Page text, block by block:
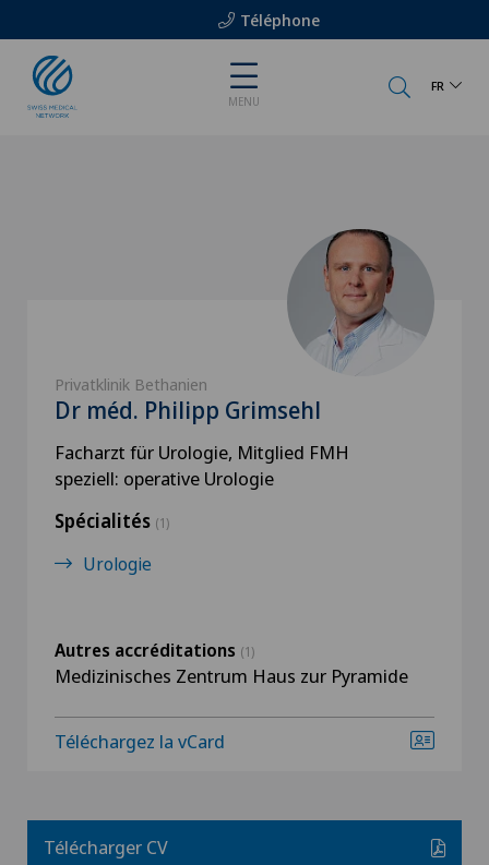
Téléphone
MENU
FR
Privatklinik Bethanien
Dr méd. Philipp Grimsehl
Facharzt für Urologie, Mitglied FMH
speziell: operative Urologie
Spécialités (1)
Urologie
Autres accréditations (1)
Medizinisches Zentrum Haus zur Pyramide
Téléchargez la vCard
Télécharger CV